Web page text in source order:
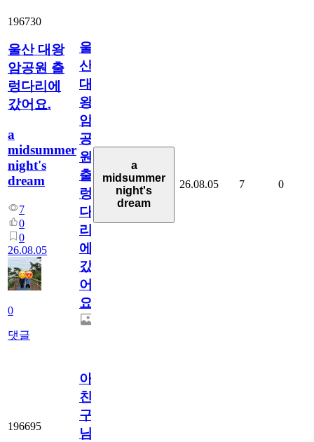
196730
울산 대왕
암공원 출
렁다리에
갔어요.
a
midsummer
night's
dream
7
0
0
26.08.05
0
댓글
울
산
대
왕
암
공
원
출
렁
다
리
에
갔
어
요.
a
midsummer
night's
dream
26.08.05 7 0
196695
아.
친
구
님